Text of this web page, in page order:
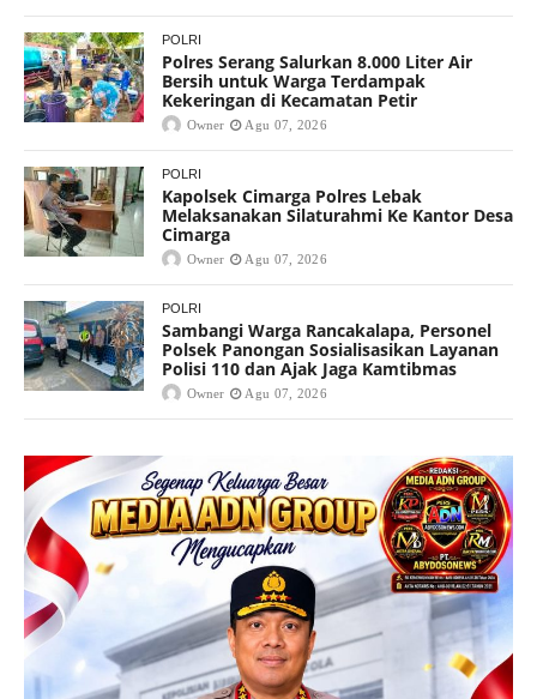
POLRI
Polres Serang Salurkan 8.000 Liter Air
Bersih untuk Warga Terdampak
Kekeringan di Kecamatan Petir
Owner Agu 07, 2026
POLRI
Kapolsek Cimarga Polres Lebak
Melaksanakan Silaturahmi Ke Kantor Desa
Cimarga
Owner Agu 07, 2026
POLRI
Sambangi Warga Rancakalapa, Personel
Polsek Panongan Sosialisasikan Layanan
Polisi 110 dan Ajak Jaga Kamtibmas
Owner Agu 07, 2026